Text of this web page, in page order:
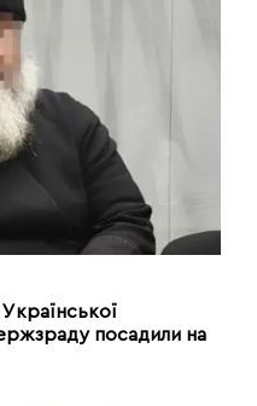
посадили на